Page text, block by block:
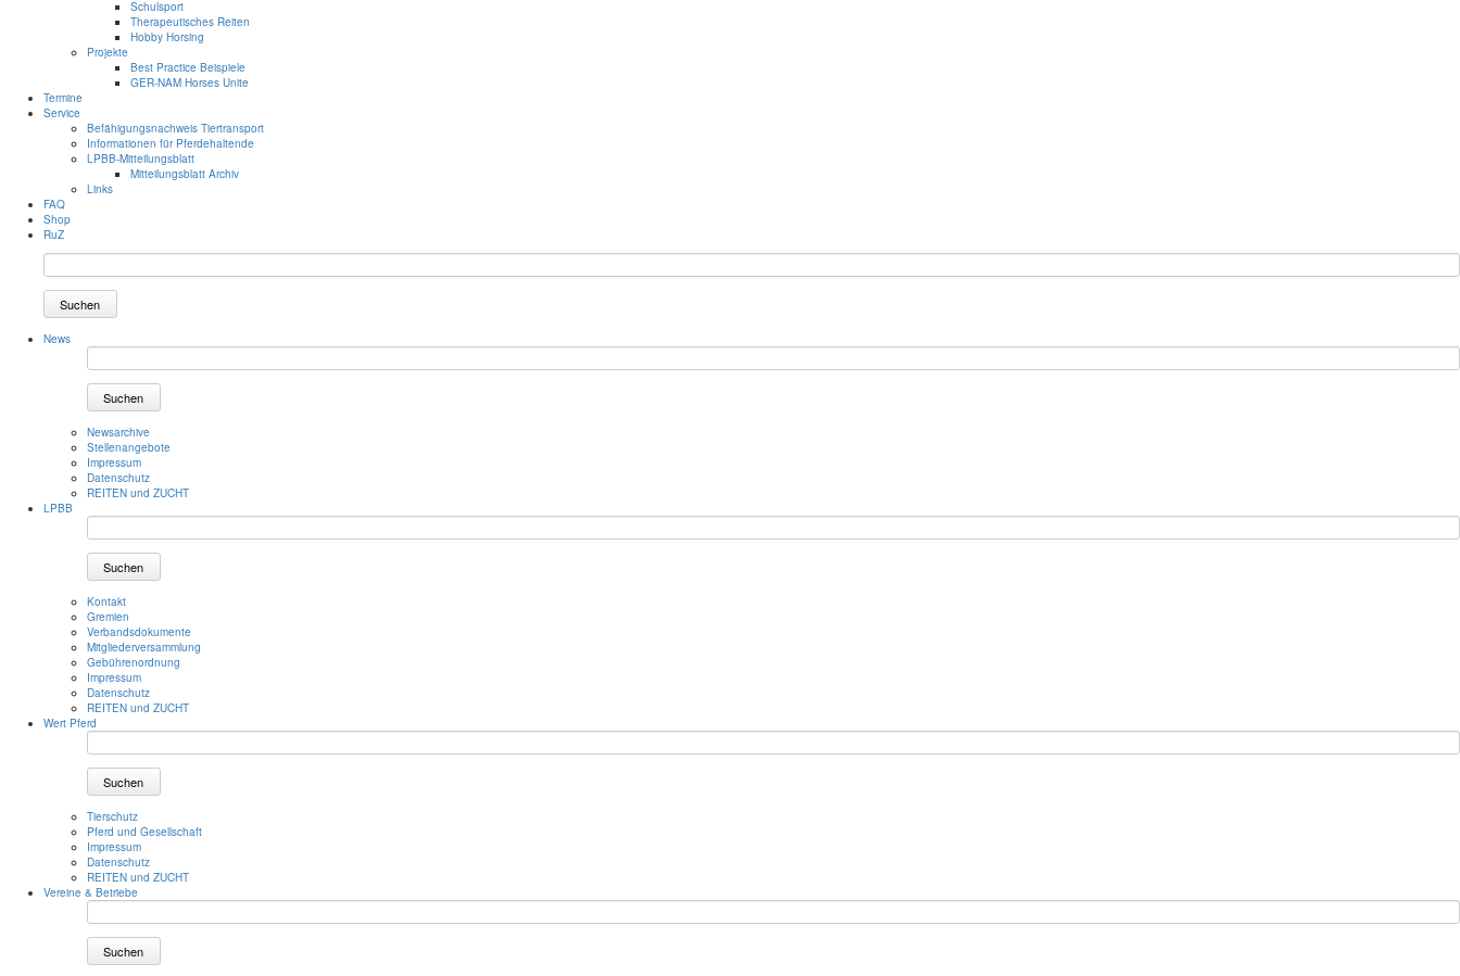
Schulsport
Therapeutisches Reiten
Hobby Horsing
Projekte
Best Practice Beispiele
GER-NAM Horses Unite
Termine
Service
Befähigungsnachweis Tiertransport
Informationen für Pferdehaltende
LPBB-Mitteilungsblatt
Mitteilungsblatt Archiv
Links
FAQ
Shop
RuZ
Suchen
News
Suchen
Newsarchive
Stellenangebote
Impressum
Datenschutz
REITEN und ZUCHT
LPBB
Suchen
Kontakt
Gremien
Verbandsdokumente
Mitgliederversammlung
Gebührenordnung
Impressum
Datenschutz
REITEN und ZUCHT
Wert Pferd
Suchen
Tierschutz
Pferd und Gesellschaft
Impressum
Datenschutz
REITEN und ZUCHT
Vereine & Betriebe
Suchen